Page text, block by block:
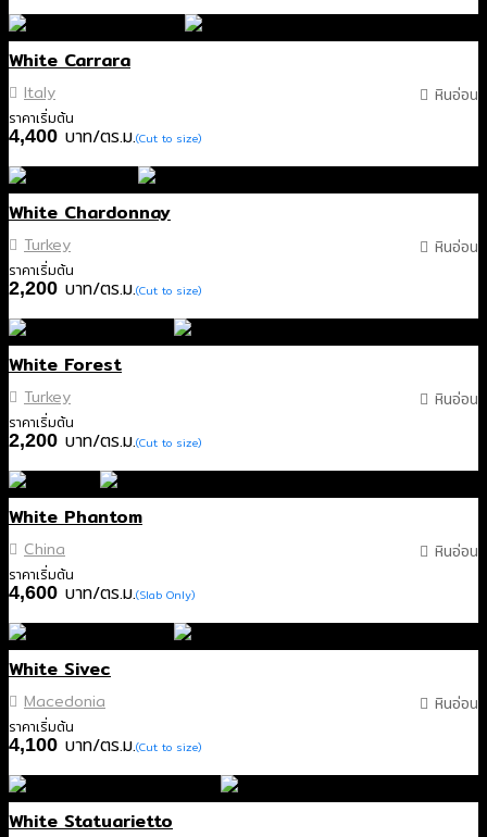
หินอ่อน
White Carrara
Italy
ราคาเริ่มต้น
4,400 บาท/ตร.ม.(Cut to size)
หินอ่อน
White Chardonnay
Turkey
ราคาเริ่มต้น
2,200 บาท/ตร.ม.(Cut to size)
หินอ่อน
White Forest
Turkey
ราคาเริ่มต้น
2,200 บาท/ตร.ม.(Cut to size)
หินอ่อน
White Phantom
China
ราคาเริ่มต้น
4,600 บาท/ตร.ม.(Slab Only)
หินอ่อน
White Sivec
Macedonia
ราคาเริ่มต้น
4,100 บาท/ตร.ม.(Cut to size)
White Statuarietto